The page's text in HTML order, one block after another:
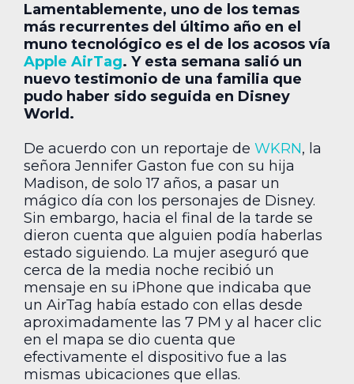
Lamentablemente, uno de los temas
más recurrentes del último año en el
muno tecnológico es el de los acosos vía
Apple AirTag. Y esta semana salió un
nuevo testimonio de una familia que
pudo haber sido seguida en Disney
World.
De acuerdo con un reportaje de WKRN, la
señora Jennifer Gaston fue con su hija
Madison, de solo 17 años, a pasar un
mágico día con los personajes de Disney.
Sin embargo, hacia el final de la tarde se
dieron cuenta que alguien podía haberlas
estado siguiendo. La mujer aseguró que
cerca de la media noche recibió un
mensaje en su iPhone que indicaba que
un AirTag había estado con ellas desde
aproximadamente las 7 PM y al hacer clic
en el mapa se dio cuenta que
efectivamente el dispositivo fue a las
mismas ubicaciones que ellas.